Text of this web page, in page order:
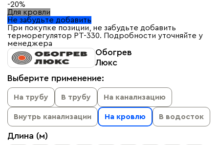
-20%
Для кровли
Не забудьте добавить
При покупке позиции, не забудьте добавить
терморегулятор PT-330. Подробности уточняйте у
менеджера
Обогрев
Люкс
Выберите применение:
На трубу В трубу На канализацию
Внутрь канализации На кровлю В водосток
Длина (м)